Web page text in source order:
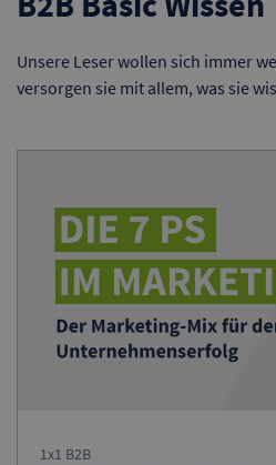
Unsere Leser wollen sich immer
versorgen sie mit allem, was sie
1x1 B2B